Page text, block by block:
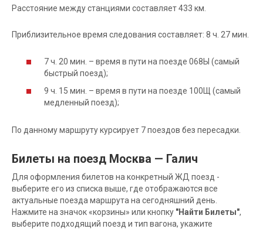
Расстояние между станциями составляет 433 км.
Приблизительное время следования составляет: 8 ч. 27 мин.
7 ч. 20 мин. – время в пути на поезде 068Ы (самый
быстрый поезд);
9 ч. 15 мин. – время в пути на поезде 100Щ (самый
медленный поезд);
По данному маршруту курсирует 7 поездов без пересадки.
Билеты на поезд Москва — Галич
Для оформления билетов на конкретный ЖД поезд -
выберите его из списка выше, где отображаются все
актуальные поезда маршрута на сегодняшний день.
Нажмите на значок «корзины» или кнопку "Найти Билеты",
выберите подходящий поезд и тип вагона, укажите